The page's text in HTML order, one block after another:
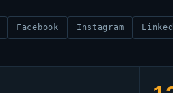
Facebook Instagram